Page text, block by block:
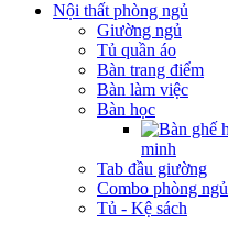
Nội thất phòng ngủ
Giường ngủ
Tủ quần áo
Bàn trang điểm
Bàn làm việc
Bàn học
minh
Tab đầu giường
Combo phòng ngủ
Tủ - Kệ sách